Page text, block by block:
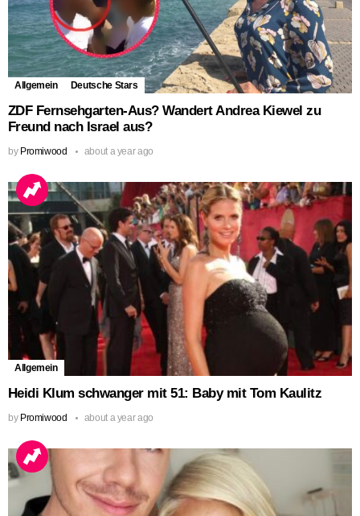
Allgemein Deutsche Stars
ZDF Fernsehgarten-Aus? Wandert Andrea Kiewel zu
Freund nach Israel aus?
by Promiwood about a year ago
Allgemein
Heidi Klum schwanger mit 51: Baby mit Tom Kaulitz
by Promiwood about a year ago